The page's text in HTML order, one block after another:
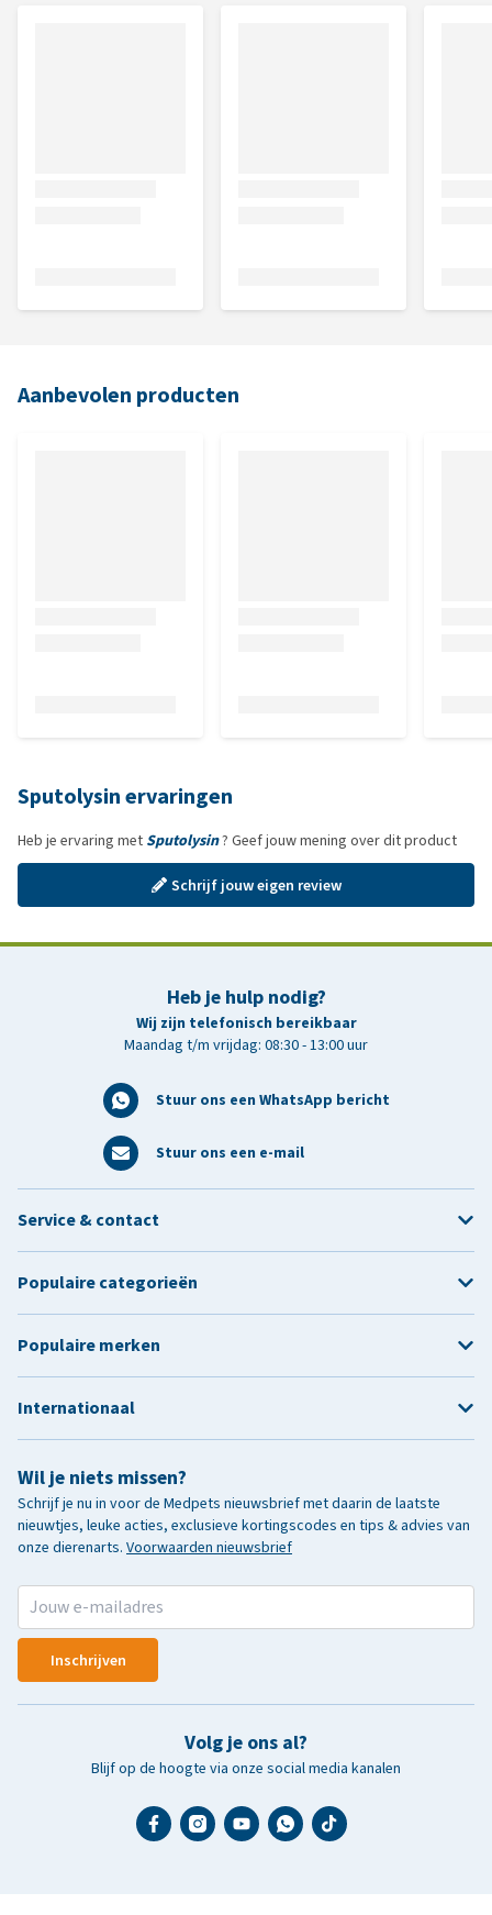
Aanbevolen producten
Sputolysin ervaringen
Heb je ervaring met Sputolysin? Geef jouw mening over dit product
Schrijf jouw eigen review
Heb je hulp nodig?
Wij zijn telefonisch bereikbaar
Maandag t/m vrijdag: 08:30 - 13:00 uur
Stuur ons een WhatsApp bericht
Stuur ons een e-mail
Wil je niets missen?
Schrijf je nu in voor de Medpets nieuwsbrief met daarin de laatste
nieuwtjes, leuke acties, exclusieve kortingscodes en tips & advies van
onze dierenarts. Voorwaarden nieuwsbrief
Inschrijven
Volg je ons al?
Blijf op de hoogte via onze social media kanalen
Service & contact
Populaire categorieën
Populaire merken
Internationaal